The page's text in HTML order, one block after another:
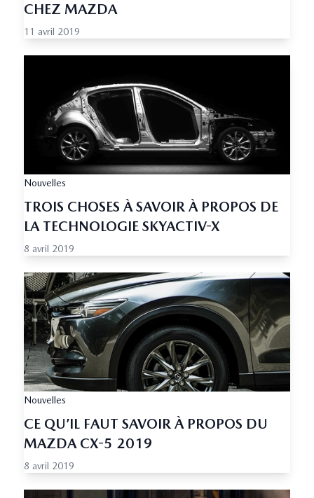
CHEZ MAZDA
11 avril 2019
Nouvelles
TROIS CHOSES À SAVOIR À PROPOS DE
LA TECHNOLOGIE SKYACTIV-X
8 avril 2019
Nouvelles
CE QU’IL FAUT SAVOIR À PROPOS DU
MAZDA CX-5 2019
8 avril 2019